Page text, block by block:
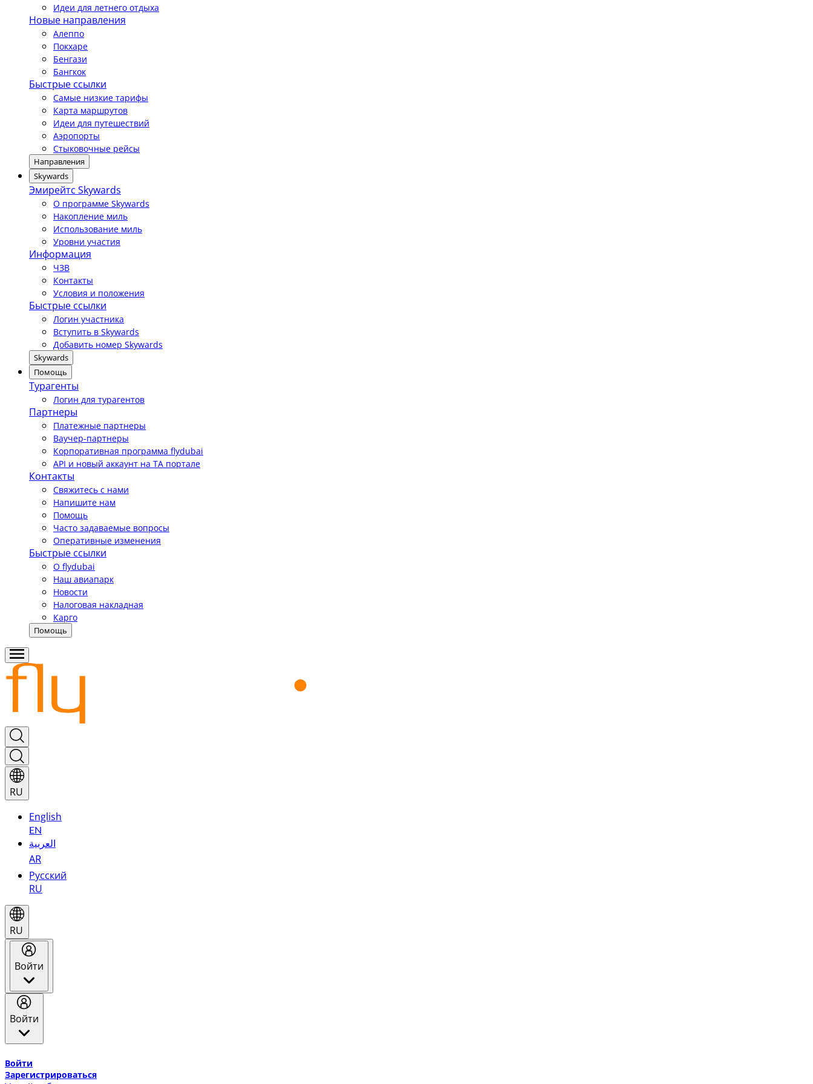
Идеи для летнего отдыха
Новые направления
Алеппо
Покхаре
Бенгази
Бангкок
Быстрые ссылки
Самые низкие тарифы
Карта маршрутов
Идеи для путешествий
Аэропорты
Стыковочные рейсы
Направления
Skywards
Эмирейтс Skywards
О программе Skywards
Накопление миль
Использование миль
Уровни участия
Информация
ЧЗВ
Контакты
Условия и положения
Быстрые ссылки
Логин участника
Вступить в Skywards
Добавить номер Skywards
Skywards
Помощь
Турагенты
Логин для турагентов
Партнеры
Платежные партнеры
Ваучер-партнеры
Корпоративная программа flydubai
API и новый аккаунт на TA портале
Контакты
Свяжитесь с нами
Напишите нам
Помощь
Часто задаваемые вопросы
Оперативные изменения
Быстрые ссылки
О flydubai
Наш авиапарк
Новости
Налоговая накладная
Карго
Помощь
RU
English
EN
العربية
AR
Русский
RU
RU
Войти
Войти
Войти
Зарегистрироваться